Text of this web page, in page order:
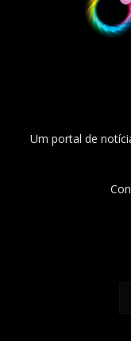
Um portal de